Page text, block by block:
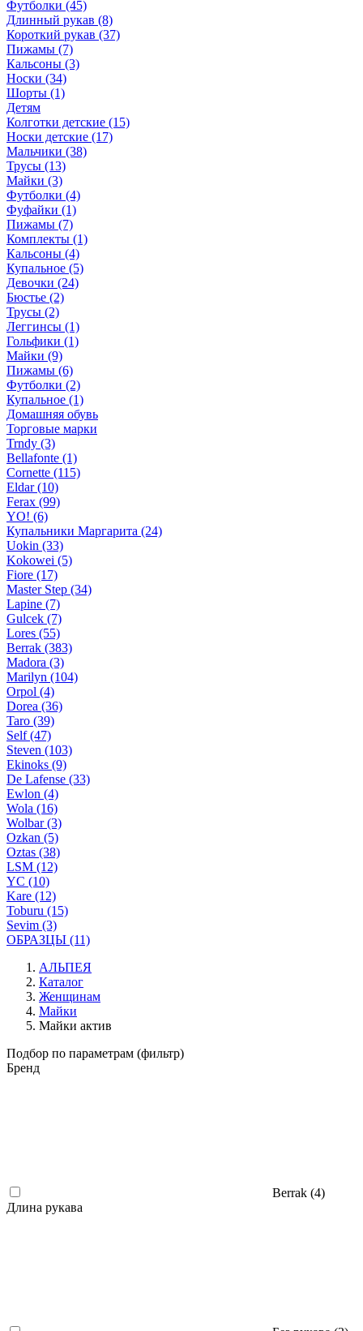
Футболки (45)
Длинный рукав (8)
Короткий рукав (37)
Пижамы (7)
Кальсоны (3)
Носки (34)
Шорты (1)
Детям
Колготки детские (15)
Носки детские (17)
Мальчики (38)
Трусы (13)
Майки (3)
Футболки (4)
Фуфайки (1)
Пижамы (7)
Комплекты (1)
Кальсоны (4)
Купальное (5)
Девочки (24)
Бюстье (2)
Трусы (2)
Леггинсы (1)
Гольфики (1)
Майки (9)
Пижамы (6)
Футболки (2)
Купальное (1)
Домашняя обувь
Торговые марки
Trndy (3)
Bellafonte (1)
Cornette (115)
Eldar (10)
Ferax (99)
YO! (6)
Купальники Маргарита (24)
Uokin (33)
Kokowei (5)
Fiore (17)
Master Step (34)
Lapine (7)
Gulcek (7)
Lores (55)
Berrak (383)
Madora (3)
Marilyn (104)
Orpol (4)
Dorea (36)
Taro (39)
Self (47)
Steven (103)
Ekinoks (9)
De Lafense (33)
Ewlon (4)
Wola (16)
Wolbar (3)
Ozkan (5)
Oztas (38)
LSM (12)
YC (10)
Kare (12)
Toburu (15)
Sevim (3)
ОБРАЗЦЫ (11)
АЛЬПЕЯ
Каталог
Женщинам
Майки
Майки актив
Подбор по параметрам (фильтр)
Бренд
Berrak (4)
Длина рукава